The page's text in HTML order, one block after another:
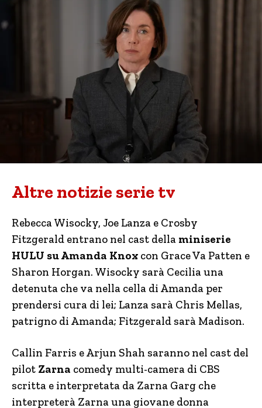
Altre notizie serie tv
Rebecca Wisocky, Joe Lanza e Crosby
Fitzgerald entrano nel cast della miniserie
HULU su Amanda Knox con Grace Va Patten e
Sharon Horgan. Wisocky sarà Cecilia una
detenuta che va nella cella di Amanda per
prendersi cura di lei; Lanza sarà Chris Mellas,
patrigno di Amanda; Fitzgerald sarà Madison.
Callin Farris e Arjun Shah saranno nel cast del
pilot Zarna comedy multi-camera di CBS
scritta e interpretata da Zarna Garg che
interpreterà Zarna una giovane donna